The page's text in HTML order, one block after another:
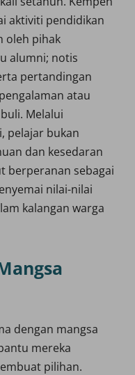
aktiviti pendidikan
oleh pihak
alumni; notis
pertandingan
atau
Melalui
pelajar bukan
dan kesedaran
berperanan sebagai
nilai-nilai
kalangan warga
dengan mangsa
mereka
pilihan.